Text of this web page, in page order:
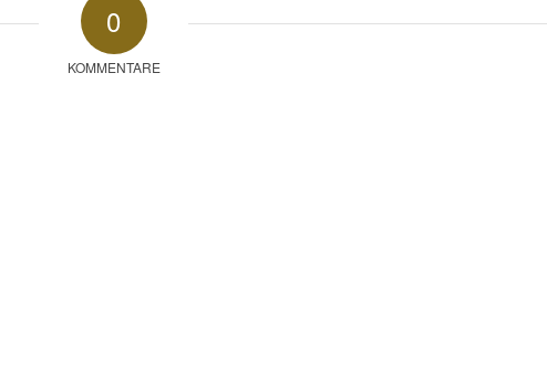
0
KOMMENTARE